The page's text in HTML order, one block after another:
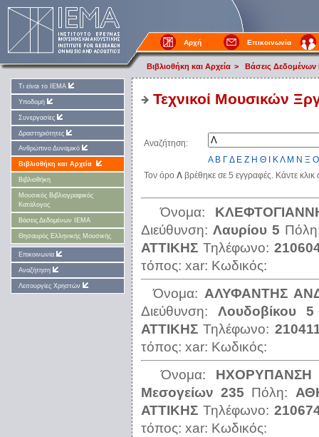
Αρχή Επικοινωνία
Βιβλιοθήκη και Αρχεία > Βάσεις Δεδομένων
Τι είναι το ΙΕΜΑ
Υποδομή
Συνεργασίες
Δραστηριότητες
Ανθρώπινο Δυναμικό
Βιβλιοθήκη και Αρχεία
Βιβλιοθήκη
Μουσικός Βιβλιογραφικός
Κατάλογος
Βάσεις Δεδομένων ΙΕΜΑ
Θησαυρός Ελληνικής Μουσικής
Επικοινωνία
Αναζήτηση
Λειτουργίες Χρηστών
Τεχνικοί Μουσικών
Αναζήτηση:
Α Β ΓΔ Ε Ζ Η Θ ΚΛ Μ Ν Ξ Ο
Τον όρο Λ βρέθηκε σε 5 εγγραφές. Κάντε
Όνομα:
Διεύθυνση: Λαυρίου 5
ΑΤΤΙΚΗΣ Τηλέφωνο:
τόπος: xar: Κωδικός:
Όνομα: ΑΛΥΦΑΝΤΗΣ
Διεύθυνση:Λουδοβίκου 5
ΑΤΤΙΚΗΣ Τηλέφωνο:
τόπος: xar: Κωδικός:
Όνομα: ΗΧΟΡΥΠΑΝΣΗ
Μεσογείων 235 Πόλη:
ΑΤΤΙΚΗΣ Τηλέφωνο:
τόπος: xar: Κωδικός: